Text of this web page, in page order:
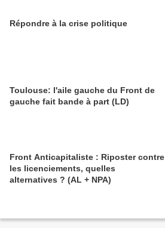
Répondre à la crise politique
Toulouse: l'aile gauche du Front de
gauche fait bande à part (LD)
Front Anticapitaliste : Riposter contre
les licenciements, quelles
alternatives ? (AL + NPA)